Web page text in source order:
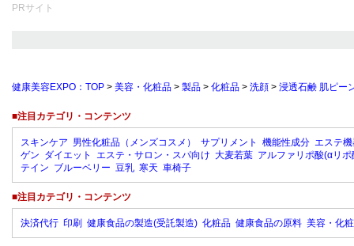
PRサイト
健康美容EXPO：TOP > 美容・化粧品 > 製品 > 化粧品 > 洗顔 > 浸透石鹸 肌ピー
■注目カテゴリ・コンテンツ
スキンケア 男性化粧品（メンズコスメ） サプリメント 機能性成分 エステ
ゲン ダイエット エステ・サロン・スパ向け 大麦若葉 アルファリポ酸(αリポ
テイン ブルーベリー 豆乳 寒天 車椅子
■注目カテゴリ・コンテンツ
決済代行 印刷 健康食品の製造(受託製造) 化粧品 健康食品の原料 美容・化